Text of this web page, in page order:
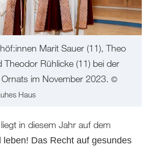
Marit Sauer (11), Theo
Theodor Rühlicke (11) bei der
im November 2023. ©
Haus
in diesem Jahr auf dem
leben! Das Recht auf gesundes